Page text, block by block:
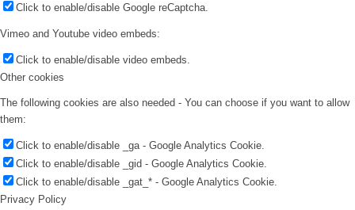
Click to enable/disable Google reCaptcha.
Vimeo and Youtube video embeds:
Click to enable/disable video embeds.
Other cookies
The following cookies are also needed - You can choose if you want to allow
them:
Click to enable/disable _ga - Google Analytics Cookie.
Click to enable/disable _gid - Google Analytics Cookie.
Click to enable/disable _gat_* - Google Analytics Cookie.
Privacy Policy